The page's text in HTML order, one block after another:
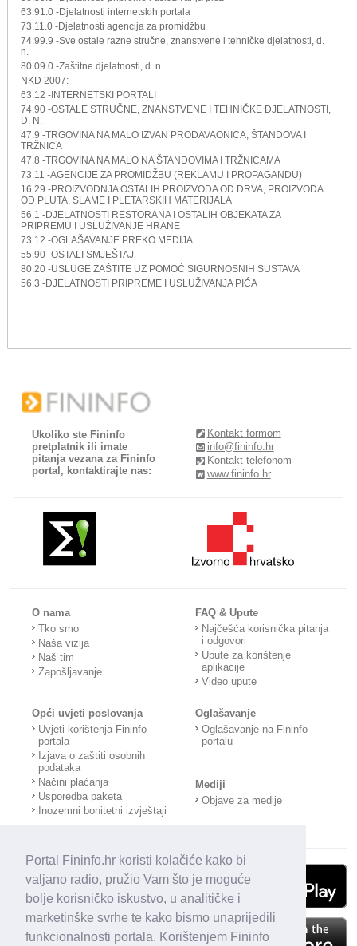
Portal Fininfo.hr koristi kolačiće kako bi
valjano radio, pružio Vam što je moguće
bolje korisničko iskustvo, u analitičke i
marketinške svrhe te kako bismo unaprijedili
funkcionalnosti portala. Korištenjem Fininfo
63.91.0 -Djelatnosti internetskih portala
73.11.0 -Djelatnosti agencija za promidžbu
74.99.9 -Sve ostale razne stručne, znanstvene i tehničke djelatnosti, d.
n.
80.09.0 -Zaštitne djelatnosti, d. n.
NKD 2007:
63.12 -INTERNETSKI PORTALI
74.90 -OSTALE STRUČNE, ZNANSTVENE I TEHNIČKE DJELATNOSTI,
D. N.
47.9 -TRGOVINA NA MALO IZVAN PRODAVAONICA, ŠTANDOVA I
TRŽNICA
47.8 -TRGOVINA NA MALO NA ŠTANDOVIMA I TRŽNICAMA
73.11 -AGENCIJE ZA PROMIDŽBU (REKLAMU I PROPAGANDU)
16.29 -PROIZVODNJA OSTALIH PROIZVODA OD DRVA, PROIZVODA
OD PLUTA, SLAME I PLETARSKIH MATERIJALA
56.1 -DJELATNOSTI RESTORANA I OSTALIH OBJEKATA ZA
PRIPREMU I USLUŽIVANJE HRANE
73.12 -OGLAŠAVANJE PREKO MEDIJA
55.90 -OSTALI SMJEŠTAJ
80.20 -USLUGE ZAŠTITE UZ POMOĆ SIGURNOSNIH SUSTAVA
56.3 -DJELATNOSTI PRIPREME I USLUŽIVANJA PIĆA
Ukoliko ste Fininfo
pretplatnik ili imate
pitanja vezana za Fininfo
portal, kontaktirajte nas:
Kontakt formom
info@fininfo.hr
Kontakt telefonom
www.fininfo.hr
O nama
Tko smo
Naša vizija
Naš tim
Zapošljavanje
FAQ & Upute
Najčešća korisnička pitanja
i odgovori
Upute za korištenje
aplikacije
Video upute
Opći uvjeti poslovanja
Uvjeti korištenja Fininfo
portala
Izjava o zaštiti osobnih
podataka
Načini plaćanja
Usporedba paketa
Inozemni bonitetni izvještaji
Oglašavanje
Oglašavanje na Fininfo
portalu
Mediji
Objave za medije